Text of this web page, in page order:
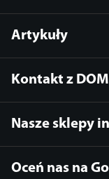
Artykuły
Kontakt z
Nasze sklepy
Oceń nas na